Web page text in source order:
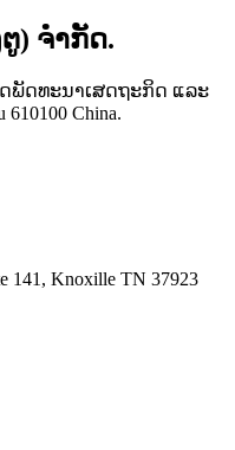
) ຈຳກັດ.
ດພັດທະນາເສດຖະກິດ ແລະ
China.
141, Knoxille TN 37923